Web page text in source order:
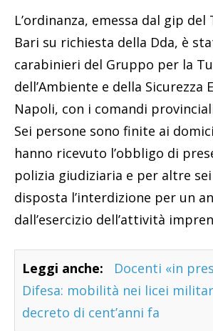
L’ordinanza, emessa dal gip
Bari su richiesta della Dda, è
carabinieri del Gruppo per la
dell’Ambiente e della Sicurezza
Napoli, con i comandi
Sei persone sono finite ai
hanno ricevuto l’obbligo di
polizia giudiziaria e per altre
disposta l’interdizione per un
dall’esercizio dell’attività
Leggi anche:
Docenti «in
Difesa: mobilità nei licei
decreto di cent’anni fa